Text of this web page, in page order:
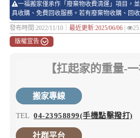
一福搬家僅承作「廢棄物收費清運」項目，
具收購、免費回收服務。若有廢棄物收購、回
發布時間:2022/11/10｜ 最近更新:2025/06/06|
版權宣告
【扛起家的重量-一
搬家專線
TEL 04-23958899(手機點擊撥打)
社群平台